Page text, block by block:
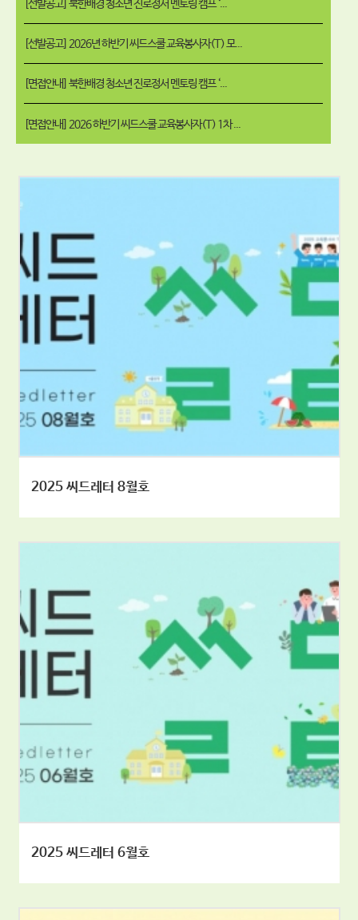
[선발공고] 북한배경 청소년 진로정서 멘토링 캠프 ‘...
[선발공고] 2026년 하반기 씨드스쿨 교육봉사자(T) 모...
[면접안내] 북한배경 청소년 진로정서 멘토링 캠프 ‘...
[면접안내] 2026 하반기 씨드스쿨 교육봉사자(T) 1차 ...
2025 씨드레터 8월호
2025 씨드레터 6월호